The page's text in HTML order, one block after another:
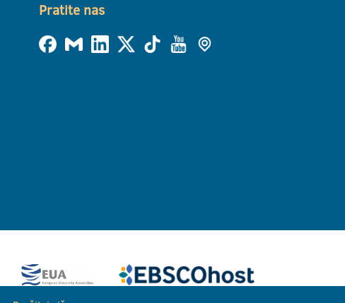
Pratite nas